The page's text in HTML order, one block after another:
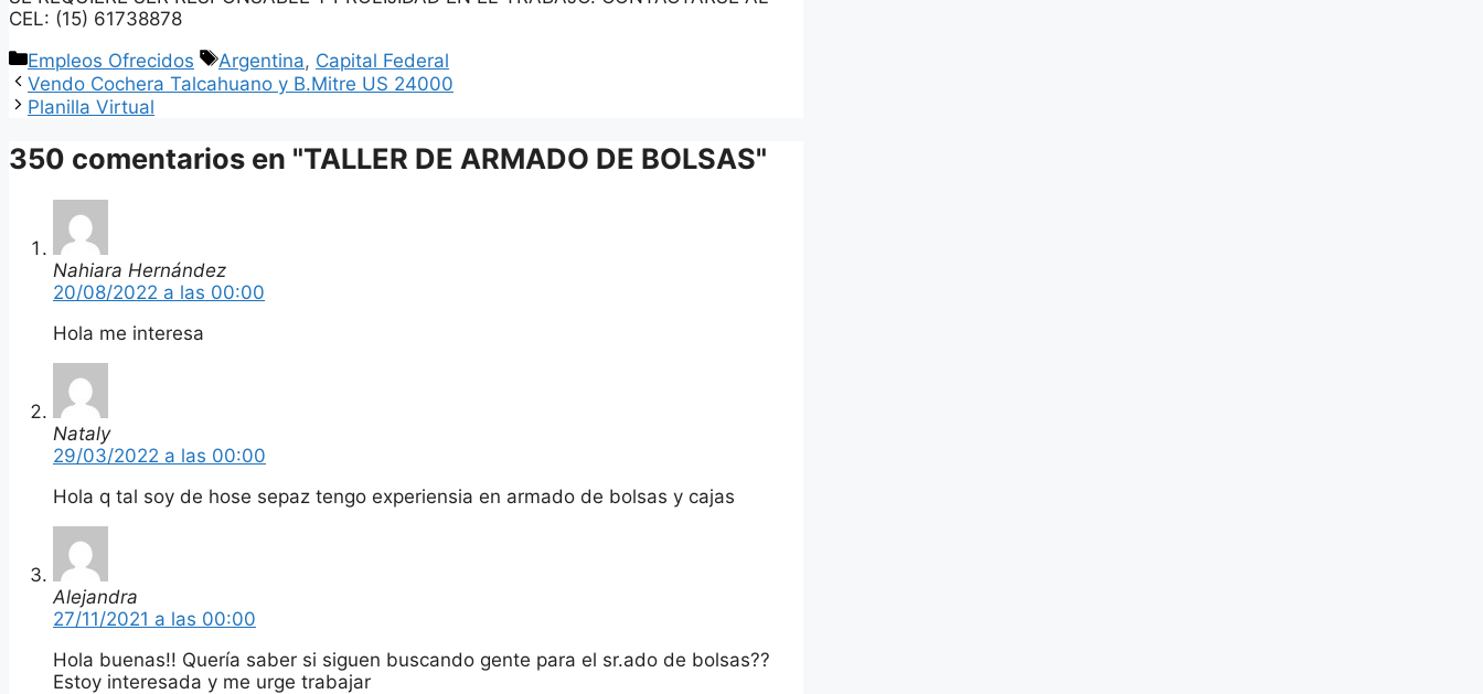
CEL: (15) 61738878
Categorías
Empleos Ofrecidos Etiquetas
Argentina, Capital Federal
Vendo Cochera Talcahuano y B.Mitre US 24000
Planilla Virtual
350 comentarios en "TALLER DE ARMADO DE BOLSAS"
Nahiara Hernández
20/08/2022 a las 00:00
Hola me interesa
Nataly
29/03/2022 a las 00:00
Hola q tal soy de hose sepaz tengo experiensia en armado de bolsas y cajas
Alejandra
27/11/2021 a las 00:00
Hola buenas!! Quería saber si siguen buscando gente para el sr.ado de bolsas??
Estoy interesada y me urge trabajar